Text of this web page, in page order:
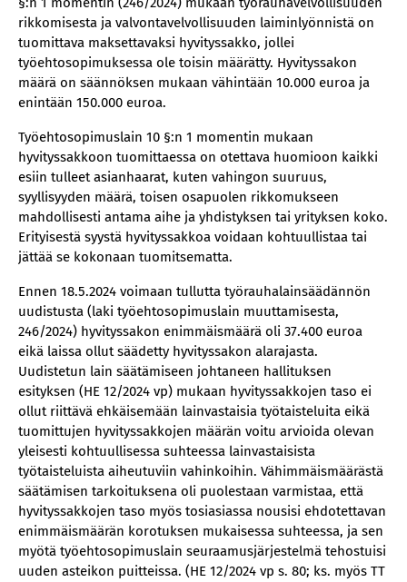
rikkomisesta ja valvontavelvollisuuden laiminlyönnistä on
tuomittava maksettavaksi hyvityssakko, jollei
työehtosopimuksessa ole toisin määrätty. Hyvityssakon
määrä on säännöksen mukaan vähintään 10.000 euroa ja
enintään 150.000 euroa.
Työehtosopimuslain 10 §:n 1 momentin mukaan
hyvityssakkoon tuomittaessa on otettava huomioon kaikki
esiin tulleet asianhaarat, kuten vahingon suuruus,
syyllisyyden määrä, toisen osapuolen rikkomukseen
mahdollisesti antama aihe ja yhdistyksen tai yrityksen koko.
Erityisestä syystä hyvityssakkoa voidaan kohtuullistaa tai
jättää se kokonaan tuomitsematta.
Ennen 18.5.2024 voimaan tullutta työrauhalainsäädännön
uudistusta (laki työehtosopimuslain muuttamisesta,
246/2024) hyvityssakon enimmäismäärä oli 37.400 euroa
eikä laissa ollut säädetty hyvityssakon alarajasta.
Uudistetun lain säätämiseen johtaneen hallituksen
esityksen (HE 12/2024 vp) mukaan hyvityssakkojen taso ei
ollut riittävä ehkäisemään lainvastaisia työtaisteluita eikä
tuomittujen hyvityssakkojen määrän voitu arvioida olevan
yleisesti kohtuullisessa suhteessa lainvastaisista
työtaisteluista aiheutuviin vahinkoihin. Vähimmäismäärästä
säätämisen tarkoituksena oli puolestaan varmistaa, että
hyvityssakkojen taso myös tosiasiassa nousisi ehdotettavan
enimmäismäärän korotuksen mukaisessa suhteessa, ja sen
myötä työehtosopimuslain seuraamusjärjestelmä tehostuisi
uuden asteikon puitteissa. (HE 12/2024 vp s. 80; ks. myös TT